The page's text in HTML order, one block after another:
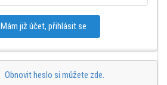
Mám již účet, přihlásit se
Obnovit heslo si můžete zde.